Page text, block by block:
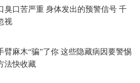
臭口苦严重 身体发出的预警信号 千
视
臂麻木“骗”了你 这些隐藏病因要警惕
法快收藏